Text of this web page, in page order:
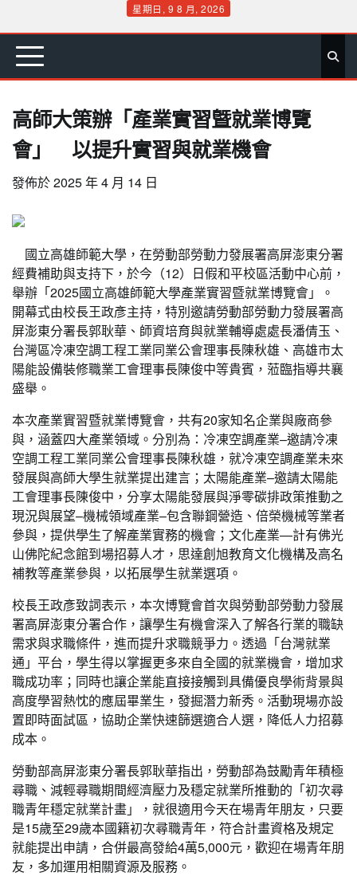
content
星期日, 9 8 月, 2026
首 要 娛 生 社 文 公 運 旅 政 地 專
高師大策辦「產業實習曁就業博覽
會」 以提升實習與就業機會
發佈於2025 年 4 月 14 日
國立高雄師範大學，在勞動部勞動力發展署高屏澎東分署
經費補助與支持下，於今（12）日假和平校區活動中心前，
舉辦「2025國立高雄師範大學產業實習暨就業博覽會」。
開幕式由校長王政彥主持，特別邀請勞動部勞動力發展署高
屏澎東分署長郭耿華、師資培育與就業輔導處處長潘倩玉、
台灣區冷凍空調工程工業同業公會理事長陳秋雄、高雄市太
陽能設備裝修職業工會理事長陳俊中等貴賓，蒞臨指導共襄
盛舉。
本次產業實習暨就業博覽會，共有20家知名企業與廠商參
與，涵蓋四大產業領域。分別為：冷凍空調產業–邀請冷凍
空調工程工業同業公會理事長陳秋雄，就冷凍空調產業未來
發展與高師大學生就業提出建言；太陽能產業–邀請太陽能
工會理事長陳俊中，分享太陽能發展與淨零碳排政策推動之
現況與展望–機械領域產業–包含聯鋼營造、倍榮機械等業者
參與，提供學生了解產業實務的機會；文化產業—計有佛光
山佛陀紀念館到場招募人才，思達創旭教育文化機構及高名
補教等產業參與，以拓展學生就業選項。
校長王政彥致詞表示，本次博覽會首次與勞動部勞動力發展
署高屏澎東分署合作，讓學生有機會深入了解各行業的職缺
需求與求職條件，進而提升求職競爭力。透過「台灣就業
通」平台，學生得以掌握更多來自全國的就業機會，增加求
職成功率；同時也讓企業能直接接觸到具備優良學術背景與
高度學習熱忱的應屆畢業生，發掘潛力新秀。活動現場亦設
置即時面試區，協助企業快速篩選適合人選，降低人力招募
成本。
勞動部高屏澎東分署長郭耿華指出，勞動部為鼓勵青年積極
尋職、減輕尋職期間經濟壓力及穩定就業所推動的「初次尋
職青年穩定就業計畫」，就很適用今天在場青年朋友，只要
是15歲至29歲本國籍初次尋職青年，符合計畫資格及規定
就能提出申請，合併最高發給4萬5,000元，歡迎在場青年朋
友，多加運用相關資源及服務。